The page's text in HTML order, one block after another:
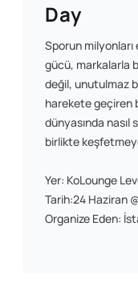
Day
Sporun
gücü, markalarla
değil, unutulmaz
harekete geçiren
dünyasında
birlikte
Yer: KoLounge
Tarih:24 Haziran
Organize Eden: